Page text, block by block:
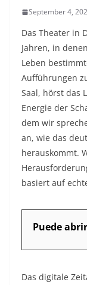
September 4,
Das Theater in
Jahren, in
Leben
Aufführungen
Saal, hörst das
Energie der
dem wir
an, wie das
herauskommt.
basiert auf
Puede
Das digitale